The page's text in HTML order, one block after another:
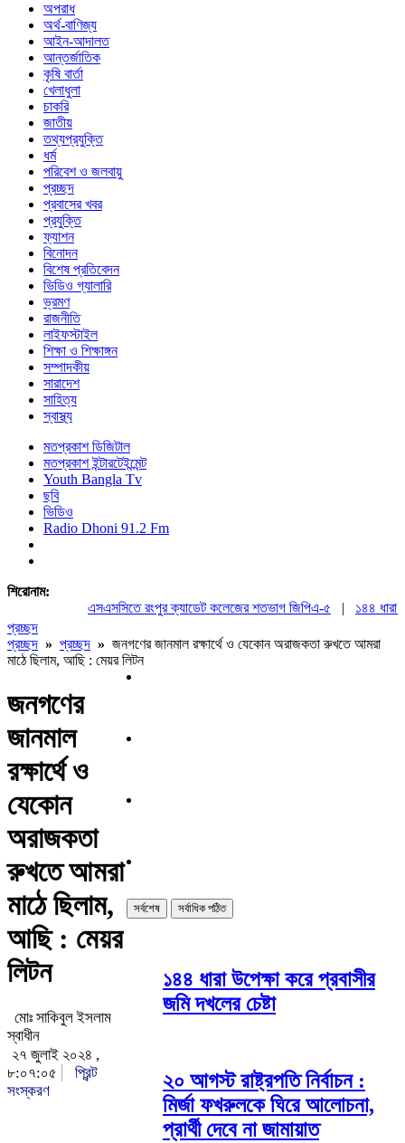
অপরাধ
অর্থ-বাণিজ্য
আইন-আদালত
আন্তর্জাতিক
কৃষি বার্তা
খেলাধুলা
চাকরি
জাতীয়
তথ্যপ্রযুক্তি
ধর্ম
পরিবেশ ও জলবায়ু
প্রচ্ছদ
প্রবাসের খবর
প্রযুক্তি
ফ্যাশন
বিনোদন
বিশেষ প্রতিবেদন
ভিডিও গ্যালারি
ভ্রমণ
রাজনীতি
লাইফস্টাইল
শিক্ষা ও শিক্ষাঙ্গন
সম্পাদকীয়
সারাদেশ
সাহিত্য
স্বাস্থ্য
মতপ্রকাশ ডিজিটাল
মতপ্রকাশ ইন্টারটেইন্মেন্ট
Youth Bangla Tv
ছবি
ভিডিও
Radio Dhoni 91.2 Fm
শিরোনাম:
এসএসসিতে রংপুর ক্যাডেট কলেজের শতভাগ জিপিএ-৫|
১৪৪ ধারা
প্রচ্ছদ
প্রচ্ছদ » প্রচ্ছদ » জনগণের জানমাল রক্ষার্থে ও যেকোন অরাজকতা রুখতে আমরা
মাঠে ছিলাম, আছি : মেয়র লিটন
জনগণের
জানমাল
রক্ষার্থে ও
যেকোন
অরাজকতা
রুখতে আমরা
মাঠে ছিলাম,
আছি : মেয়র
লিটন
মোঃ সাকিবুল ইসলাম
স্বাধীন
২৭ জুলাই ২০২৪ ,
৮:০৭:০৫
প্রিন্ট
সংস্করণ
সর্বশেষ সর্বাধিক পঠিত
১৪৪ ধারা উপেক্ষা করে প্রবাসীর
জমি দখলের চেষ্টা
২০ আগস্ট রাষ্ট্রপতি নির্বাচন :
মির্জা ফখরুলকে ঘিরে আলোচনা,
প্রার্থী দেবে না জামায়াত